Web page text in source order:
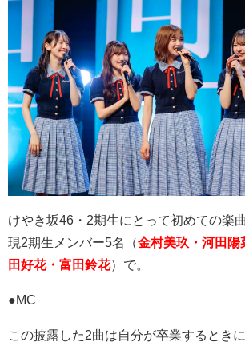
けやき坂46 ・ 2期生にとって初めての楽
現2期生メンバー5名（金村美玖・河田陽
田好花・富田鈴花）で。
●MC
この披露した2曲は自分が卒業するとき